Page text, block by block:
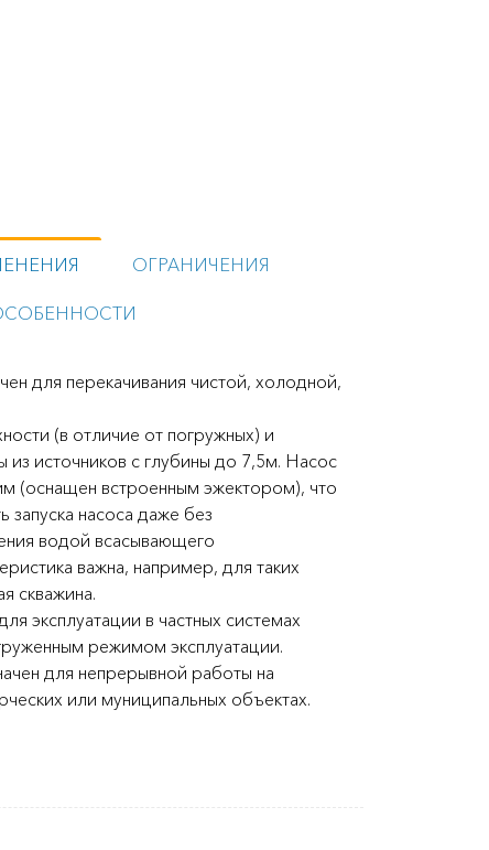
ОГРАНИЧЕНИЯ
для перекачивания чистой, холодной,
(в отличие от погружных) и
из источников с глубины до 7,5м. Насос
(оснащен встроенным эжектором), что
запуска насоса даже без
водой всасывающего
важна, например, для таких
скважина.
эксплуатации в частных системах
режимом эксплуатации.
для непрерывной работы на
или муниципальных объектах.